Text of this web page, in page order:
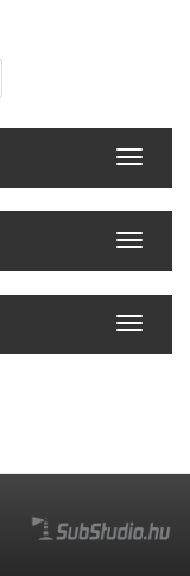
Toggle
Toggle
Toggle